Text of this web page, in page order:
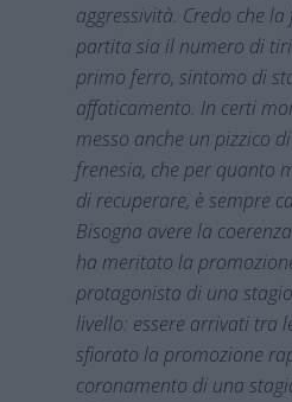
aggressività. Credo che
partita sia il numero di
primo ferro, sintomo di
affaticamento. In certi
messo anche un pizzico
frenesia, che per quanto
di recuperare, è sempre
Bisogna avere la
ha meritato la
protagonista di una
livello: essere arrivati tra
sfiorato la promozione
coronamento di una